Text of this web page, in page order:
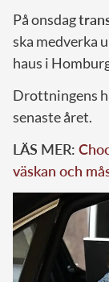
På onsdag
ska medverka
haus i
Drottningens
senaste året.
LÄS MER:
väskan och